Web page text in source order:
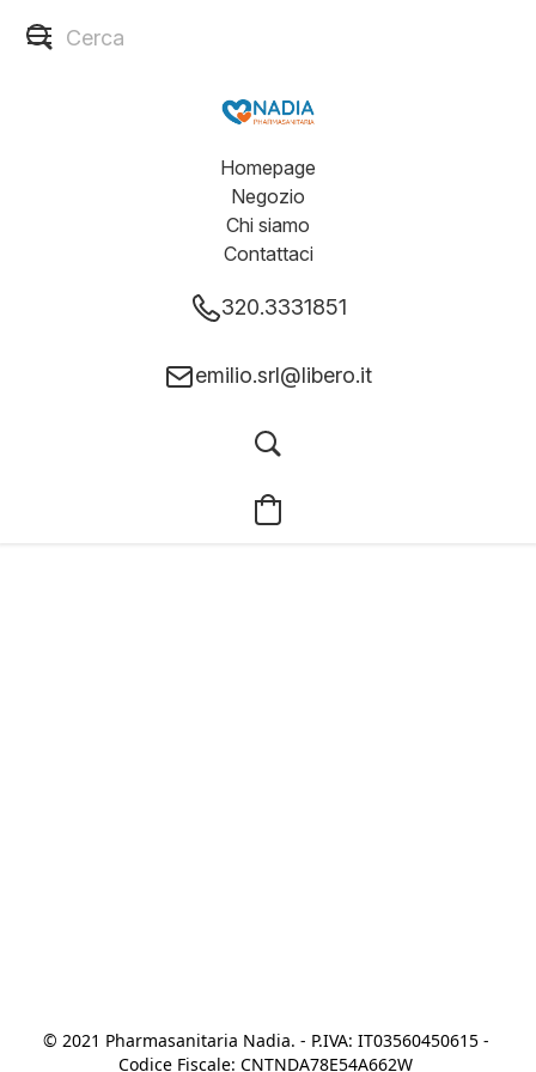
Homepage
Negozio
Chi siamo
Contattaci
320.3331851
emilio.srl@libero.it
© 2021 Pharmasanitaria Nadia. - P.IVA: IT03560450615 -
Codice Fiscale: CNTNDA78E54A662W